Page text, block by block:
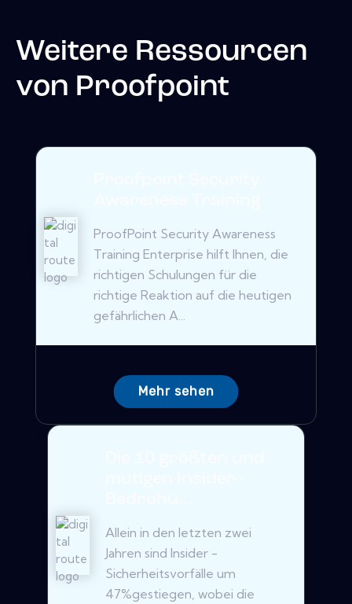
Weitere Ressourcen
von Proofpoint
ProofPoint Security Awareness
Training Enterprise hilft Ihnen, die
richtigen Schulungen für die
richtige Reaktion auf die heutigen
gefährlichen A...
Mehr sehen
Allein in den letzten zwei
Jahren sind Insider -
Sicherheitsvorfälle um
47%gestiegen, wobei die